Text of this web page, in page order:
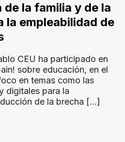
la familia y de la
la empleabilidad de
CEU ha participado en
sobre educación, en el
en temas como las
digitales para la
de la brecha […]